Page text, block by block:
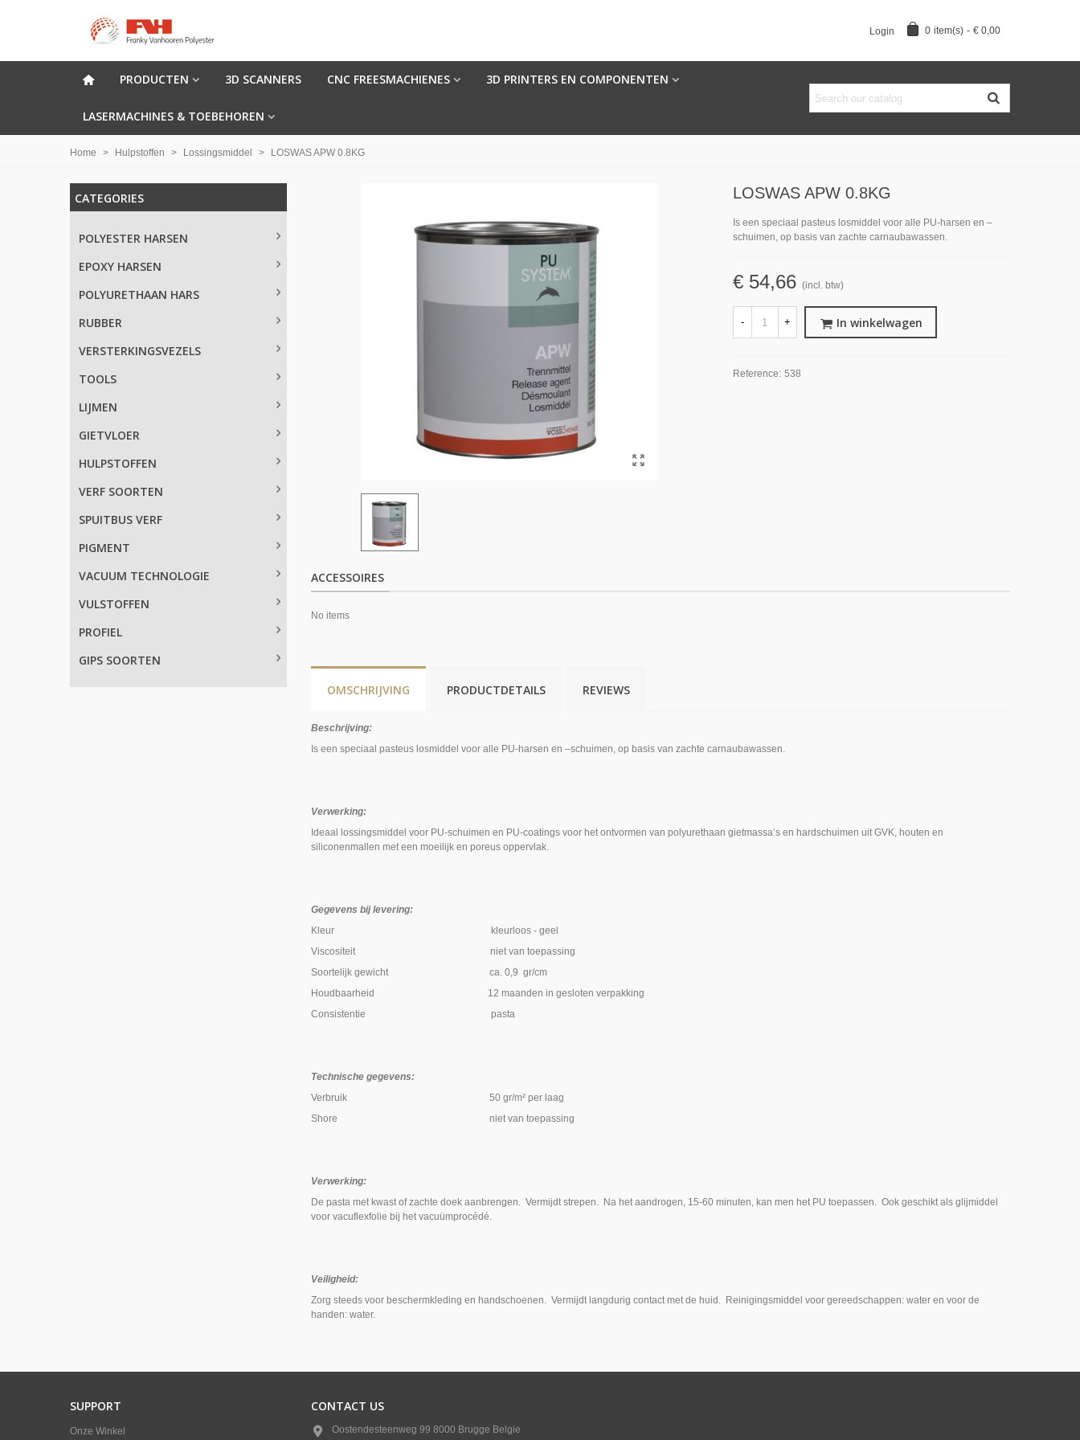
Login 0 item(s) - € 0,00
PRODUCTEN 3D SCANNERS CNC FREESMACHIENES 3D PRINTERS EN COMPONENTEN
LASERMACHINES & TOEBEHOREN
Home > Hulpstoffen > Lossingsmiddel > LOSWAS APW 0.8KG
CATEGORIES
POLYESTER HARSEN
EPOXY HARSEN
POLYURETHAAN HARS
RUBBER
VERSTERKINGSVEZELS
TOOLS
LIJMEN
GIETVLOER
HULPSTOFFEN
VERF SOORTEN
SPUITBUS VERF
PIGMENT
VACUUM TECHNOLOGIE
VULSTOFFEN
PROFIEL
GIPS SOORTEN
LOSWAS APW 0.8KG
Is een speciaal pasteus losmiddel voor alle PU-harsen en –
schuimen, op basis van zachte carnaubawassen.
€ 54,66 (incl. btw)
- + In winkelwagen
Reference: 538
ACCESSOIRES
No items
OMSCHRIJVING PRODUCTDETAILS REVIEWS
Beschrijving:
Is een speciaal pasteus losmiddel voor alle PU-harsen en –schuimen, op basis van zachte carnaubawassen.
Verwerking:
Ideaal lossingsmiddel voor PU-schuimen en PU-coatings voor het ontvormen van polyurethaan gietmassa’s en hardschuimen uit GVK, houten en
siliconenmallen met een moeilijk en poreus oppervlak.
Gegevens bij levering:
Kleur kleurloos - geel
Viscositeit niet van toepassing
Soortelijk gewicht ca. 0,9 gr/cm
Houdbaarheid 12 maanden in gesloten verpakking
Consistentie pasta
Technische gegevens:
Verbruik 50 gr/m² per laag
Shore niet van toepassing
Verwerking:
De pasta met kwast of zachte doek aanbrengen. Vermijdt strepen. Na het aandrogen, 15-60 minuten, kan men het PU toepassen. Ook geschikt als glijmiddel
voor vacuflexfolie bij het vacuümprocédé.
Veiligheid:
Zorg steeds voor beschermkleding en handschoenen. Vermijdt langdurig contact met de huid. Reinigingsmiddel voor gereedschappen: water en voor de
handen: water.
SUPPORT
Onze Winkel
CONTACT US
Oostendesteenweg 99 8000 Brugge Belgie